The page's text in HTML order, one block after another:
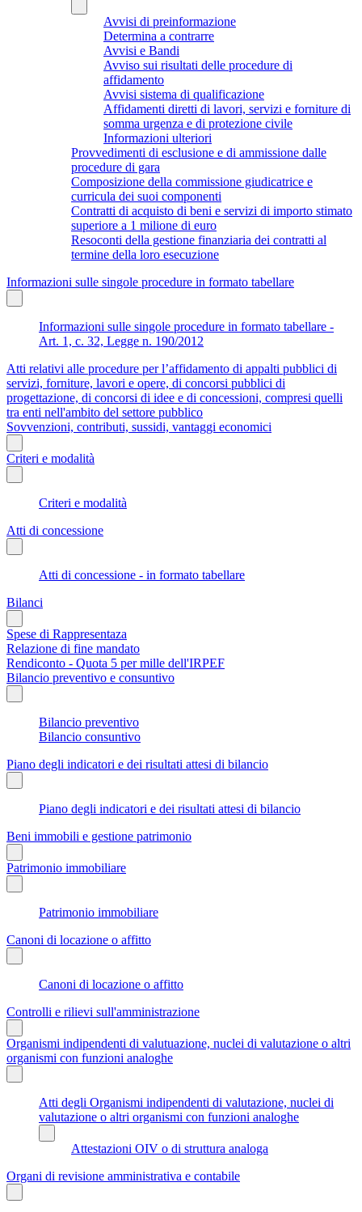
Avvisi di preinformazione
Determina a contrarre
Avvisi e Bandi
Avviso sui risultati delle procedure di
affidamento
Avvisi sistema di qualificazione
Affidamenti diretti di lavori, servizi e forniture di
somma urgenza e di protezione civile
Informazioni ulteriori
Provvedimenti di esclusione e di ammissione dalle
procedure di gara
Composizione della commissione giudicatrice e
curricula dei suoi componenti
Contratti di acquisto di beni e servizi di importo stimato
superiore a 1 milione di euro
Resoconti della gestione finanziaria dei contratti al
termine della loro esecuzione
Informazioni sulle singole procedure in formato tabellare
Informazioni sulle singole procedure in formato tabellare -
Art. 1, c. 32, Legge n. 190/2012
Atti relativi alle procedure per l’affidamento di appalti pubblici di
servizi, forniture, lavori e opere, di concorsi pubblici di
progettazione, di concorsi di idee e di concessioni, compresi quelli
tra enti nell'ambito del settore pubblico
Sovvenzioni, contributi, sussidi, vantaggi economici
Criteri e modalità
Criteri e modalità
Atti di concessione
Atti di concessione - in formato tabellare
Bilanci
Spese di Rappresentaza
Relazione di fine mandato
Rendiconto - Quota 5 per mille dell'IRPEF
Bilancio preventivo e consuntivo
Bilancio preventivo
Bilancio consuntivo
Piano degli indicatori e dei risultati attesi di bilancio
Piano degli indicatori e dei risultati attesi di bilancio
Beni immobili e gestione patrimonio
Patrimonio immobiliare
Patrimonio immobiliare
Canoni di locazione o affitto
Canoni di locazione o affitto
Controlli e rilievi sull'amministrazione
Organismi indipendenti di valutuazione, nuclei di valutazione o altri
organismi con funzioni analoghe
Atti degli Organismi indipendenti di valutazione, nuclei di
valutazione o altri organismi con funzioni analoghe
Attestazioni OIV o di struttura analoga
Organi di revisione amministrativa e contabile